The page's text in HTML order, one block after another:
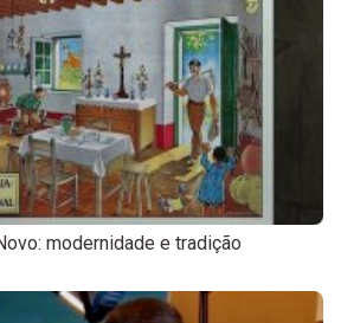
modernidade e tradição